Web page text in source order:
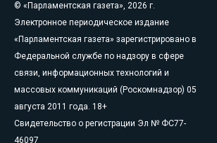
© «Парламентская газета», 2026 г.
Электронное периодическое издание
«Парламентская газета» зарегистрировано в
Федеральной службе по надзору в сфере
связи, информационных технологий и
массовых коммуникаций (Роскомнадзор) 05
августа 2011 года. 18+
Свидетельство о регистрации Эл № ФС77-
46097